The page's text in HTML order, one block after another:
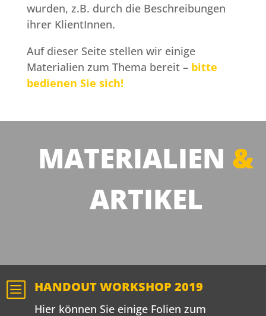
wurden, z.B. durch die Beschreibungen
ihrer KlientInnen.
Auf dieser Seite stellen wir einige
Materialien zum Thema bereit – bitte
bedienen Sie sich!
MATERIALIEN &
ARTIKEL
b HANDOUT WORKSHOP 2019
Hier können Sie einige Folien zum